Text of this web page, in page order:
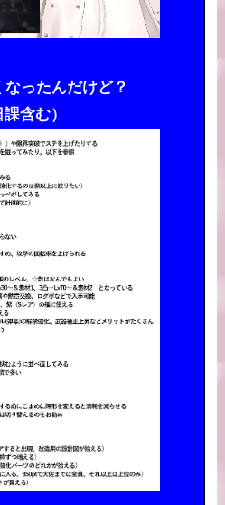
ったんだけど？
含む）